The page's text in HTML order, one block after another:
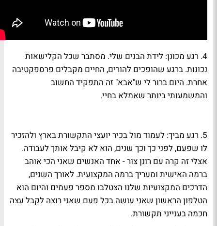
4. רגע מכונן:
לידת הבנים שלי. מסתבר שכל הקלישאות
נכונות. ברגע שהופכים להורים, החיים מקבלים פרספקטיבה
אחרת. היום ברור לי ש"אבא" זה התפקיד החשוב
והמשמעותי ביותר שאמלא בחיי.
5. רגע מביך:
לעמוד מול בכיר יועצי התקשורת בארץ ולהזכיר
לו שפעם, לפני כך וכך שנים, הוא לא קיבל אותך לעבודה.
אצלי זה קרה עם רונן צור- אחד האנשים שאני הכי אוהב
ברמה האישית ומעריך ברמה המקצועית. לאורך השנים,
הדרכים המקצועיות שלנו הצטלבו מספר פעמים והיום הוא
הטלפון הראשון שאני עושה בכל פעם שאני רוצה לקבל עצה
חכמה בענייני תקשורת.